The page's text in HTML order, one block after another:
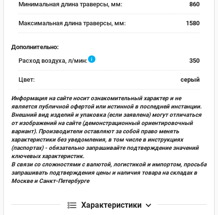
Минимальная длина траверсы, мм: 860
Максимальная длина траверсы, мм: 1580
Дополнительно:
Расход воздуха, л/мин:
i 350
Цвет: серый
Информация на сайте носит ознакомительный характер и не
является публичной офертой или истинной в последней инстанции.
Внешний вид изделий и упаковка (если заявлена) могут отличаться
от изображений на сайте (демонстрационный ориентировочный
вариант). Производители оставляют за собой право менять
характеристики без уведомления, в том числе в инструкциях
(паспортах) - обязательно запрашивайте подтверждение значений
ключевых характеристик.
В связи со сложностями с валютой, логистикой и импортом, просьба
запрашивать подтверждения цены и наличия товара на складах в
Москве и Санкт-Петербурге
Характеристики